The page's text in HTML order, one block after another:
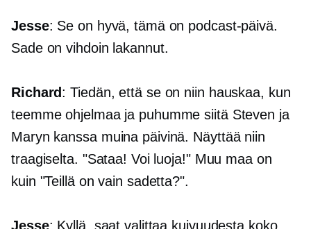
Jesse: Se on hyvä, tämä on podcast-päivä.
Sade on vihdoin lakannut.
Richard: Tiedän, että se on niin hauskaa, kun
teemme ohjelmaa ja puhumme siitä Steven ja
Maryn kanssa muina päivinä. Näyttää niin
traagiselta. "Sataa! Voi luoja!" Muu maa on
kuin "Teillä on vain sadetta?".
Jesse: Kyllä, saat valittaa kuivuudesta koko